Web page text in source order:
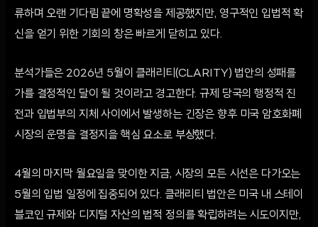
류하며 오랜 기다림 끝에 명확성을 제공했지만, 영구적인 입법적 확
신을 얻기 위한 기회의 창은 빠르게 닫히고 있다.
분석가들은 2026년 5월이 클래리티(CLARITY) 법안의 성패를
가를 결정적인 달이 될 것이라고 경고한다. 규제 당국의 행정적 진
전과 입법부의 지체 사이에서 발생하는 긴장은 향후 미국 암호화폐
시장의 운명을 결정지을 핵심 요소로 부상했다.
4월의 마지막 월요일을 맞이한 지금, 시장의 모든 시선은 다가오는
5월의 입법 일정에 집중되어 있다. 클래리티 법안은 미국 내 스테이
블코인 규제와 디지털 자산의 법적 정의를 확립하려는 시도이지만,